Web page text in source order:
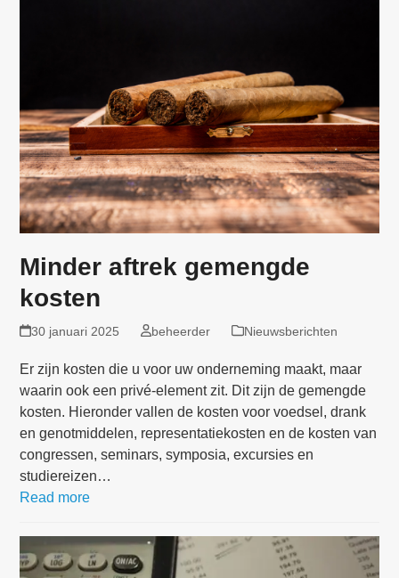
Minder aftrek gemengde
kosten
30 januari 2025 beheerder Nieuwsberichten
Er zijn kosten die u voor uw onderneming maakt, maar
waarin ook een privé-element zit. Dit zijn de gemengde
kosten. Hieronder vallen de kosten voor voedsel, drank
en genotmiddelen, representatiekosten en de kosten van
congressen, seminars, symposia, excursies en
studiereizen…
Read more